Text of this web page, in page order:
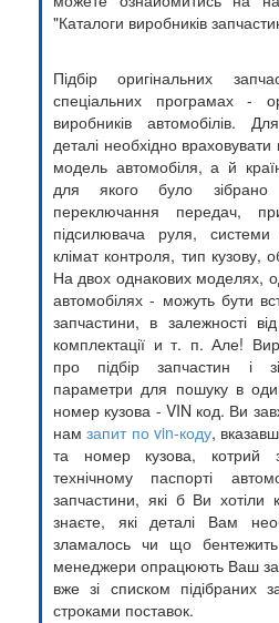
"Каталоги виробників
Підбір оригінальних
спеціальних програмах -
виробників автомобілів.
деталі необхідно враховувати
модель автомобіля, а й
для якого було
переключання передач,
підсилювача руля,
клімат контроля, тип кузову,
На двох однакових моделях,
автомобілях - можуть бути
запчастини, в залежності
комплектації и т. п. Але!
про підбір запчастин і
параметри для пошуку в
номер кузова - VIN код. Ви
намзапит по vin-коду,
та номер кузова, котрий
технічному паспорті
запчастини, які б Ви
знаєте, які деталі Вам
зламалось чи що
менеджери опрацюють Ваш
вже зі списком підібраних
строками поставок.